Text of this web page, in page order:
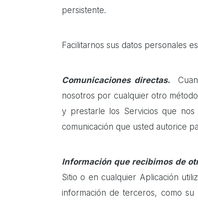
persistente.
Facilitarnos sus datos personales
Comunicaciones directas.
nosotros por cualquier otro
y prestarle los Servicios que
comunicación que usted autorice
Información que recibimos de
Sitio o en cualquier Aplicación
información de terceros, como